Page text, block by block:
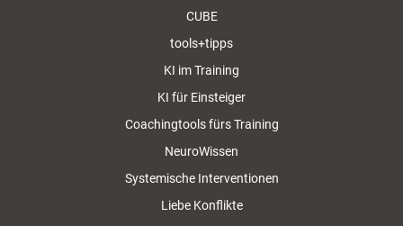
CUBE
tools+tipps
KI im Training
KI für Einsteiger
Coachingtools fürs Training
NeuroWissen
Systemische Interventionen
Liebe Konflikte